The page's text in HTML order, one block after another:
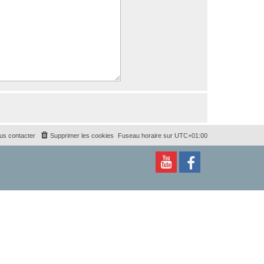
Fuseau horaire sur UTC+01:00
Supprimer les cookies
contacter